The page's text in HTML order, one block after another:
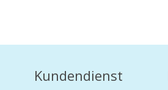
Kundendienst